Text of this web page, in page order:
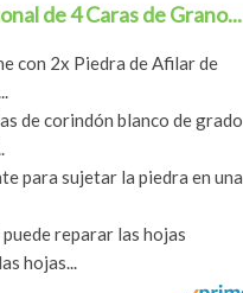
de 4 Caras de Grano...
con 2x Piedra de Afilar de
de corindón blanco de grado
para sujetar la piedra en una
reparar las hojas
hojas...